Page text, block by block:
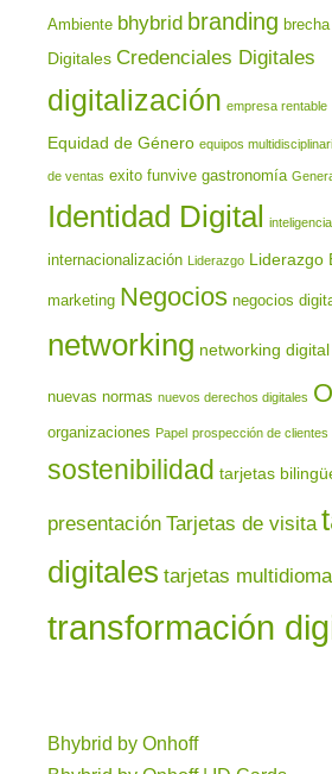
Ambiente bhybrid branding
Digitales Credenciales Digitales
digitalización empresa rentable
Equidad de Género equipos
de ventas exito funvive gastronomía
Identidad Digital
internacionalización Liderazgo Liderazgo
marketing Negocios negocios
networking networking digital
nuevas normas nuevos derechos digitales
organizaciones Papel prospección de clientes
sostenibilidad tarjetas
presentación Tarjetas de visita
digitales tarjetas multidioma
transformación
Bhybrid by Onhoff